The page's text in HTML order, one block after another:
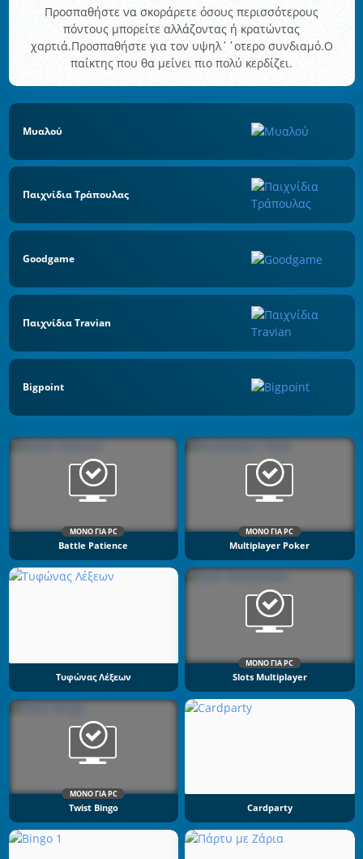
Προσπαθήστε να σκοράρετε όσους περισσότερους
πόντους μπορείτε αλλάζοντας ή κρατώντας
χαρτιά.Προσπαθήστε για τον υψηλ΄΄οτερο συνδιαμό.Ο
παίκτης που θα μείνει πιο πολύ κερδίζει.
Μυαλού
Παιχνίδια Τράπουλας
Goodgame
Παιχνίδια Travian
Bigpoint
ΜΌΝΟ ΓΙΑ PC
Battle Patience
ΜΌΝΟ ΓΙΑ PC
Multiplayer Poker
Τυφώνας Λέξεων
ΜΌΝΟ ΓΙΑ PC
Slots Multiplayer
ΜΌΝΟ ΓΙΑ PC
Twist Bingo Cardparty